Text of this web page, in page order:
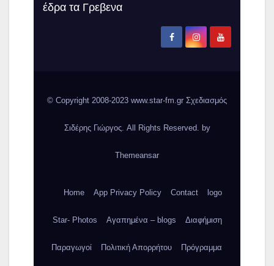
έδρα τα Γρεβενα
© Copyright 2008-2023 www.star-fm.gr Σχεδιασμός
Σιδέρης Γιώργος. All Rights Reserved. by
Themeansar
Home App Privacy Policy Contact logo
Star- Photos Αγαπημένα – blogs Διαφήμιση
Παραγωγοί Πολιτική Απορρήτου Πρόγραμμα